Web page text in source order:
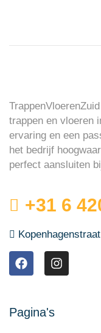
trappen en vloeren
ervaring en een
het bedrijf
perfect aansluiten
+31 6
Pagina's